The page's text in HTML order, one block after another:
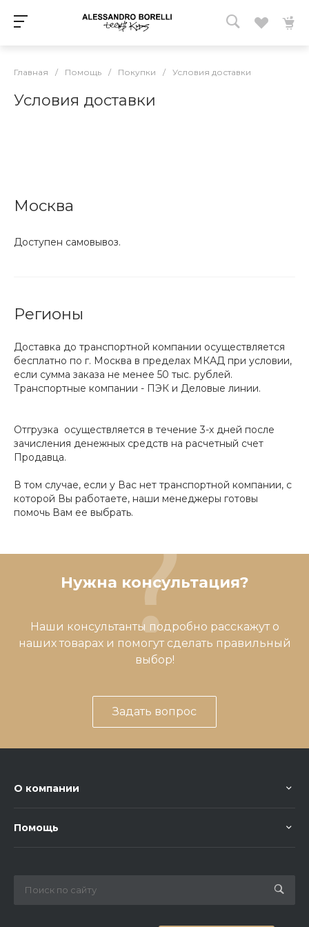
Главная / Помощь / Покупки / Условия доставки
Условия доставки
Москва
Доступен самовывоз.
Регионы
Доставка до транспортной компании осуществляется
бесплатно по г. Москва в пределах МКАД при условии,
если сумма заказа не менее 50 тыс. рублей.
Транспортные компании - ПЭК и Деловые линии.
Отгрузка осуществляется в течение 3-х дней после
зачисления денежных средств на расчетный счет
Продавца.
В том случае, если у Вас нет транспортной компании, с
которой Вы работаете, наши менеджеры готовы
помочь Вам ее выбрать.
Нужна консультация?
Наши консультанты подробно расскажут о
наших товарах и помогут сделать правильный
выбор!
Задать вопрос
О компании
Помощь